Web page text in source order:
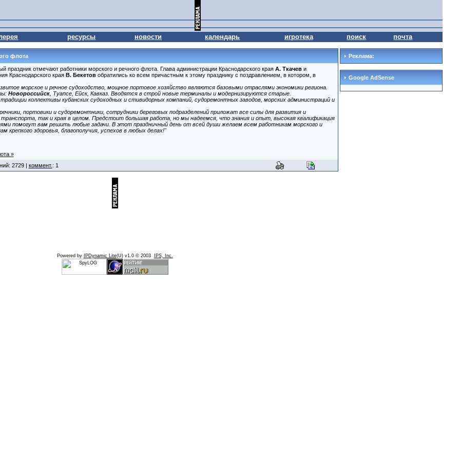
ресурсы новости календарь игротека поиск почта
флота
праздник отмечают работники морского и речного флота. Глава администрации Краснодарского края А. Ткачеви
Краснодарского края В. Бекетовобратились ко всем причастным к этому празднику с поздравлением, в котором, в
морское и речное судоходство, мощное портовое хозяйство являются базовыми отраслями экономики региона.
Новороссийск, Туапсе, Ейск, Кавказ. Вводятся в строй новые терминалы и модернизируются старые.
коллективы кубанских судоходных и стивидорных компаний, судоремонтных заводов, морских администраций и
портовики и судоремонтники, сотрудники береговых подразделений приложат все силы для развития и
транспорта, так и края в целом. Предстоит большая работа, но мы надеемся, что знания и опыт, высокая квалификация
помогут вам решить любые задачи. В этот праздничный день от всей души желаем всем работникам морского и
крепкого здоровья, благополучия, успехов в любых делах!"
»
2729 | коммент. : 1
Реклама:
Google AdSense
Powered by IPDynamic Lite(U) v1.0 © 2003 IPS, Inc.